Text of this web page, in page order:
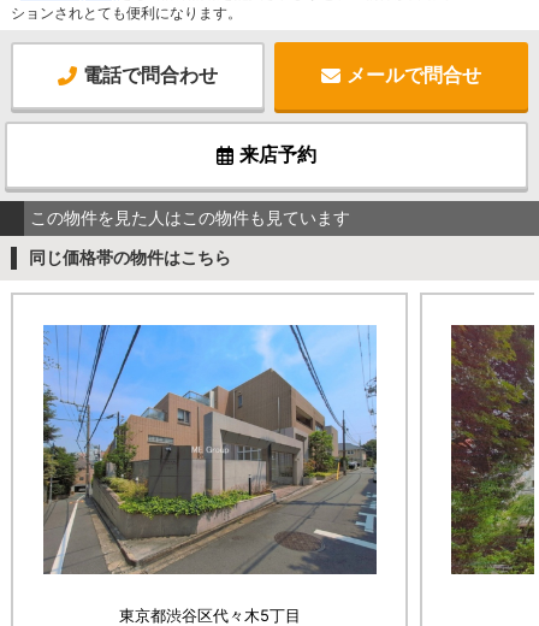
ションされとても便利になります。
電話で問合わせ メールで問合せ
来店予約
この物件を見た人はこの物件も見ています
同じ価格帯の物件はこちら
東京都渋谷区代々木5丁目